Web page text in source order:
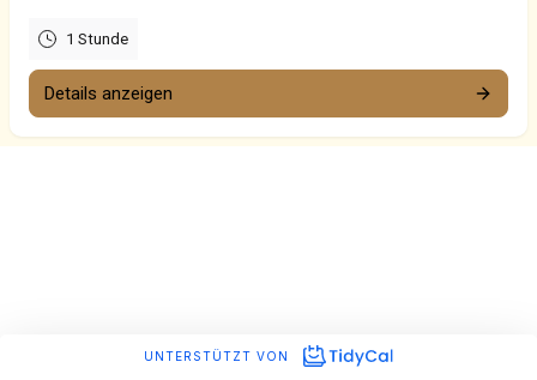
1 Stunde
Details anzeigen
UNTERSTÜTZT VON